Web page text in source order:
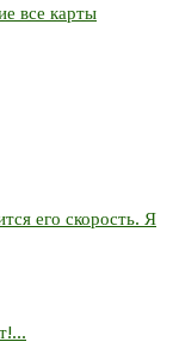
все карты
его скорость. Я